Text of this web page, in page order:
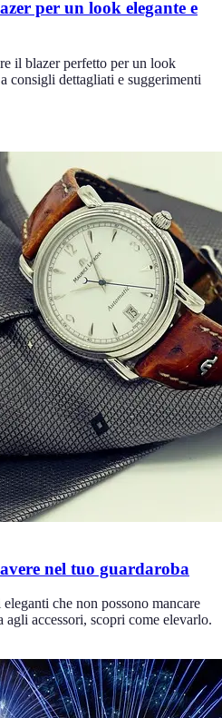
per un look elegante e
il blazer perfetto per un look
consigli dettagliati e suggerimenti
nel tuo guardaroba
che non possono mancare
accessori, scopri come elevarlo.